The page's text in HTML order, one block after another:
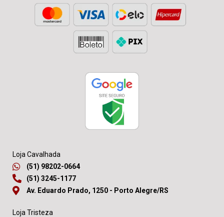
Loja Cavalhada
(51) 98202-0664
(51) 3245-1177
Av. Eduardo Prado, 1250 - Porto Alegre/RS
Loja Tristeza